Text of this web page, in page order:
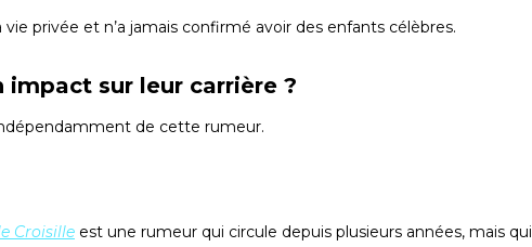
privée et n’a jamais confirmé avoir des enfants célèbres.
sur leur carrière ?
de cette rumeur.
Croisille est une rumeur qui circule depuis plusieurs années, mais